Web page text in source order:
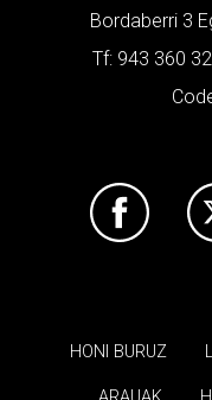
Bordaberri 3
Tf: 943 360
HONI BURUZ